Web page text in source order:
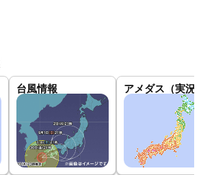
台風情報 アメダス（実況